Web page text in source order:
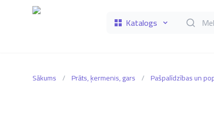
Katalogs Meklēt
Sākums / Prāts, ķermenis, gars / Pašpalīdzības un